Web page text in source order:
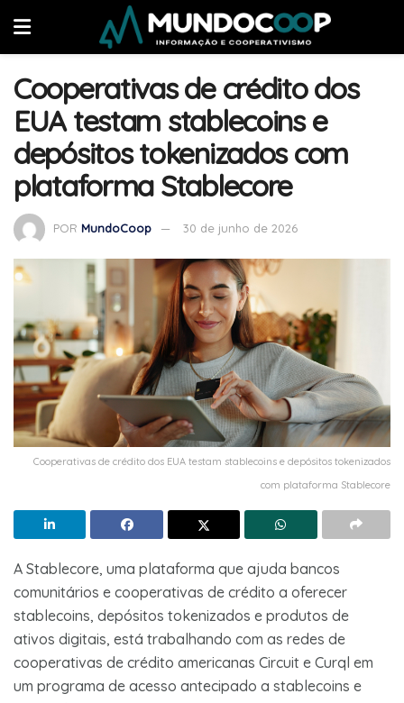
Cooperativas de crédito dos
EUA testam stablecoins e
depósitos tokenizados com
plataforma Stablecore
POR MundoCoop 30 de junho de 2026
Cooperativas de crédito dos EUA testam stablecoins e depósitos tokenizados
com plataforma Stablecore
A Stablecore, uma plataforma que ajuda bancos
comunitários e cooperativas de crédito a oferecer
stablecoins, depósitos tokenizados e produtos de
ativos digitais, está trabalhando com as redes de
cooperativas de crédito americanas Circuit e Curql em
um programa de acesso antecipado a stablecoins e